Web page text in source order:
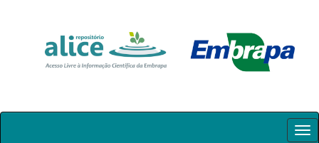
Skip